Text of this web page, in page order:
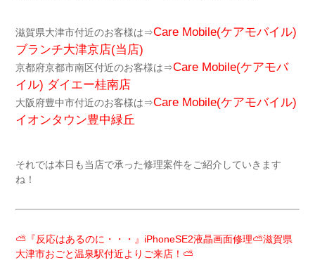
滋賀県大津市付近のお客様は⇒Care Mobile(ケアモバイル)
ブランチ大津京店(当店)
京都府京都市南区付近のお客様は⇒Care Mobile(ケアモバ
イル) ダイエー桂南店
大阪府豊中市付近のお客様は⇒Care Mobile(ケアモバイル)
イオンタウン豊中緑丘
それでは本日も当店で承った修理案件をご紹介していきます
ね！
⛅『反応はあるのに・・・』iPhoneSE2液晶画面修理⛅滋賀県
大津市おごと温泉駅付近よりご来店！⛅